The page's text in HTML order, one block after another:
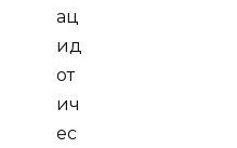
ац
ид
от
ич
ес